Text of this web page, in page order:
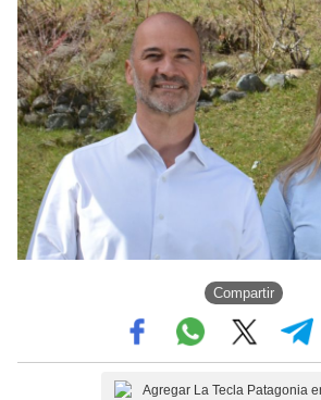
Compartir
Agregar La Tecla Patagonia